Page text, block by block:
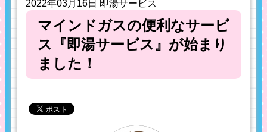
2022年03月16日 即湯サービス
マインドガスの便利なサービ
ス『即湯サービス』が始まり
ました！